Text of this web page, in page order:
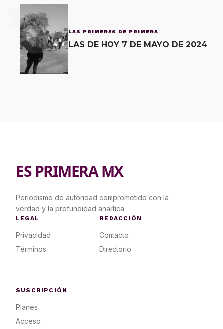
3 LAS PRIMERAS DE PRIMERA
LAS DE HOY 7 DE MAYO DE 2024
ES PRIMERA MX
Periodismo de autoridad comprometido con la
verdad y la profundidad analítica.
LEGAL
Privacidad
Términos
REDACCIÓN
Contacto
Directorio
SUSCRIPCIÓN
Planes
Acceso